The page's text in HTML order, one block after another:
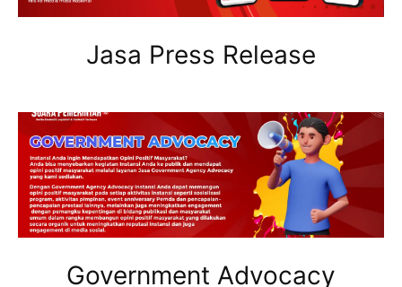
Jasa Press Release
Government Advocacy